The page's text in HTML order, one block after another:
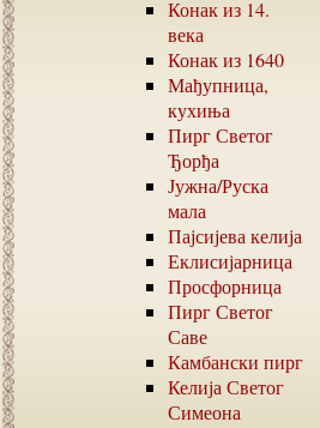
Конак из 14.
века
Конак из 1640
Мађупница,
кухиња
Пирг Светог
Ђорђа
Јужна/Руска
мала
Пајсијева келија
Еклисијарница
Просфорница
Пирг Светог
Саве
Камбански пирг
Келија Светог
Симеона